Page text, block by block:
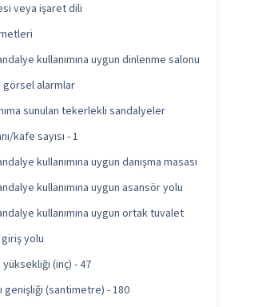
veya işaret dili
kullanımına uygun dinlenme salonu
alarmlar
sunulan tekerlekli sandalyeler
kafe sayısı - 1
kullanımına uygun danışma masası
kullanımına uygun asansör yolu
kullanımına uygun ortak tuvalet
yolu
yüksekliği (inç) - 47
genişliği (santimetre) - 180